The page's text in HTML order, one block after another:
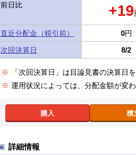
前日比 +19
直近分配金（税引前） 0円
次回決算日
8/2
※
「次回決算日」は目論見書の決算日
※ 運用状況によっては、分配金額が変
購入 積
詳細情報